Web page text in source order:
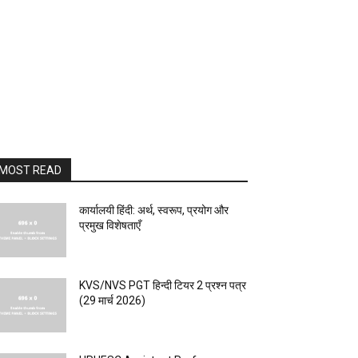
READ
कार्यालयी हिंदी: अर्थ, स्वरूप, प्रयोग और
प्रमुख विशेषताएँ
KVS/NVS PGT हिन्दी टियर 2 प्रश्न पत्र
(29 मार्च 2026)